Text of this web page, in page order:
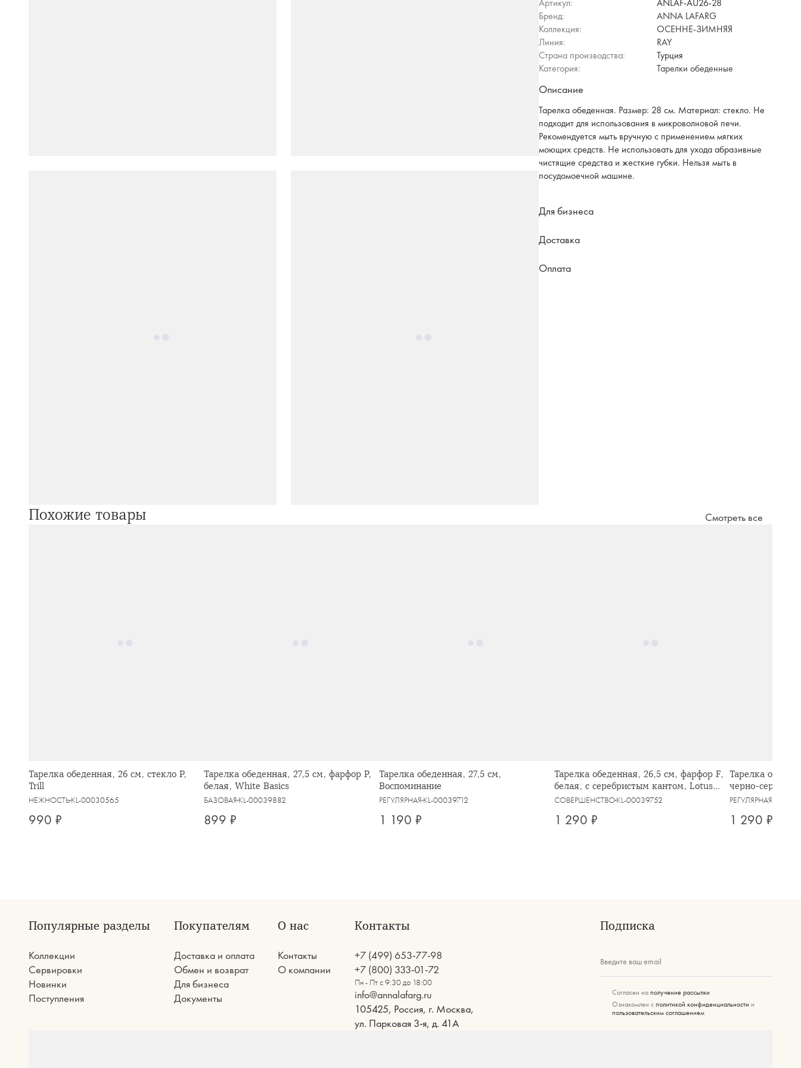
Артикул:
ANLAF-AU26-28
Бренд:
ANNA LAFARG
Коллекция:
ОСЕННЕ-ЗИМНЯЯ
Линия:
RAY
Страна производства:
Турция
Категория:
Тарелки обеденные
Описание
Тарелка обеденная. Размер: 28 см. Материал: стекло. Не
подходит для использования в микроволновой печи.
Рекомендуется мыть вручную с применением мягких
моющих средств. Не использовать для ухода абразивные
чистящие средства и жесткие губки. Нельзя мыть в
посудомоечной машине.
Для бизнеса
Доставка
Оплата
Похожие товары Смотреть все
Тарелка обеденная, 26 см, стекло Р,
Trill
НЕЖНОСТЬKL-00030565
990 ₽
Тарелка обеденная, 27,5 см, фарфор P,
белая, White Basics
БАЗОВАЯ KL-00039882
899 ₽
Тарелка обеденная, 27,5 см,
Воспоминание
РЕГУЛЯРНАЯ KL-00039712
1 190 ₽
Тарелка обеденная, 26,5 см, фарфор F,
белая, с серебристым кантом, Lotus
silver
СОВЕРШЕНСТВОKL-00039752
1 290 ₽
Тарелка
черно-серая, в
РЕГУЛЯРНАЯ
1 290 ₽
Популярные разделы
Коллекции
Сервировки
Новинки
Поступления
Покупателям
Доставка и оплата
Обмен и возврат
Для бизнеса
Документы
О нас
Контакты
О компании
Контакты
+7 (499) 653-77-98
+7 (800) 333-01-72
Пн - Пт с 9:30 до 18:00
info@annalafarg.ru
105425, Россия, г. Москва,
ул. Парковая 3-я, д. 41А
Подписка
Введите ваш email
Согласен на получение рассылки
Ознакомлен с политикой конфиденциальности и
пользовательским соглашением